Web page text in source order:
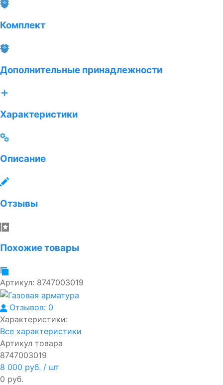
Комплект
Дополнительные принадлежности
Характеристики
Описание
Отзывы
Похожие товары
Артикул: 8747003019
Отзывов: 0
Характеристики:
Все характеристики
Артикул товара
8747003019
8 000 руб. / шт
0 руб.